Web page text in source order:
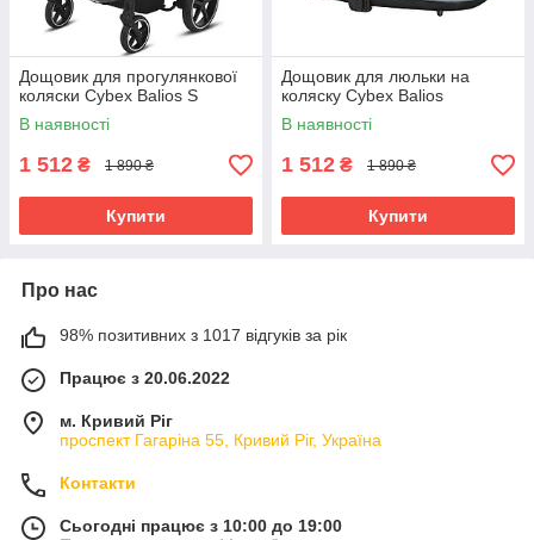
Дощовик для прогулянкової
коляски Cybex Balios S
В наявності
1 512 ₴ 1 890 ₴
Купити
Дощовик для люльки на
коляску Cybex Balios
В наявності
1 512 ₴ 1 890 ₴
Купити
Про нас
98% позитивних з 1017 відгуків за рік
Працює з 20.06.2022
м. Кривий Ріг
проспект Гагаріна 55, Кривий Ріг, Україна
Контакти
Сьогодні працює з 10:00 до 19:00